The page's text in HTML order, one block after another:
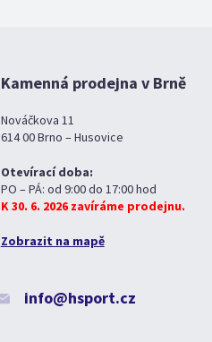
Kamenná prodejna v Brně
Nováčkova 11
614 00 Brno – Husovice
Otevírací doba:
PO – PÁ: od 9:00 do 17:00 hod
K 30. 6. 2026 zavíráme prodejnu.
Zobrazit na mapě
info@hsport.cz